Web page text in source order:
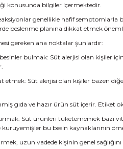
konusunda bilgiler içermektedir.
genellikle hafif semptomlarla
beslenme planına dikkat etmek
gereken ana noktalar şunlardır:
bulmak: Süt alerjisi olan kişiler
Süt alerjisi olan kişiler bazen
gıda ve hazır ürün süt içerir. Etiket
Süt ürünleri tüketememek bazı
bu besin kaynaklarının
uzun vadede kişinin genel